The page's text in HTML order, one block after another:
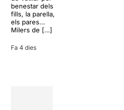
benestar dels
fills, la parella,
els pares…
Milers de […]
Fa 4 dies